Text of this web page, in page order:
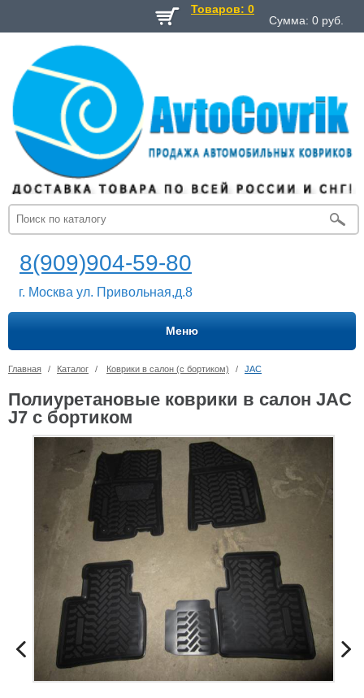
Товаров: 0
Сумма: 0 руб.
8(909)904-59-80
г. Москва ул. Привольная,д.8
Меню
Главная / Каталог / Коврики в салон (с бортиком) / JAC
Полиуретановые коврики в салон JAC
J7 с бортиком